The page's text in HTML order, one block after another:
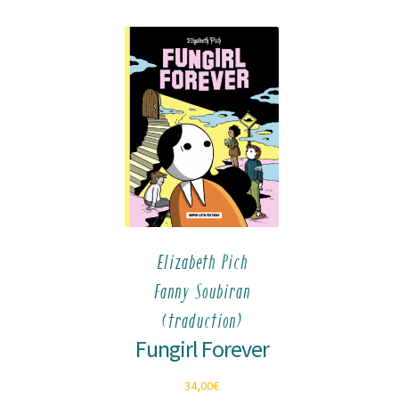
Elizabeth Pich
Fanny Soubiran
(traduction)
Fungirl Forever
34,00€